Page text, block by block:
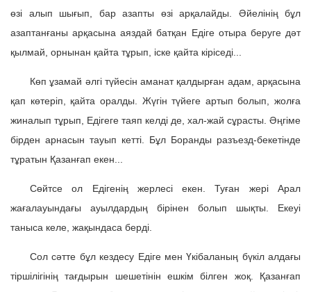
өзі алып шығып, бар азапты өзі арқалайды. Әйелінің бұл
азаптанғаны арқасына аяздай батқан Едіге отыра беруге дәт
қылмай, орнынан қайта тұрып, іске қайта кіріседі...
Көп ұзамай әлгі түйесін аманат қалдырған адам, арқасына
қап көтеріп, қайта оралды. Жүгін түйеге артып болып, жолға
жиналып тұрып, Едігеге таяп келді де, хал-жай сұрасты. Әңгіме
бірден арнасын тауып кетті. Бұл Боранды разъезд-бекетінде
тұратын Қазанғап екен...
Сөйтсе ол Едігенің жерлесі екен. Туған жері Арал
жағалауындағы ауылдардың бірінен болып шықты. Екеуі
таныса келе, жақындаса берді.
Сол сәтте бұл кездесу Едіге мен Үкібаланың бүкіл алдағы
тіршілігінің тағдырын шешетінін ешкім білген жоқ. Қазанғап